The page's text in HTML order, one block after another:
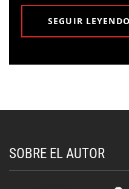
SEGUIR LEYENDO
SOBRE EL AUTOR